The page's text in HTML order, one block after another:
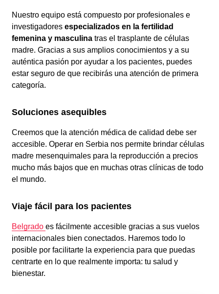
Nuestro equipo está compuesto por profesionales e
investigadores especializados en la fertilidad
femenina y masculina tras el trasplante de células
madre. Gracias a sus amplios conocimientos y a su
auténtica pasión por ayudar a los pacientes, puedes
estar seguro de que recibirás una atención de primera
categoría.
Soluciones asequibles
Creemos que la atención médica de calidad debe ser
accesible. Operar en Serbia nos permite brindar células
madre mesenquimales para la reproducción a precios
mucho más bajos que en muchas otras clínicas de todo
el mundo.
Viaje fácil para los pacientes
Belgrado es fácilmente accesible gracias a sus vuelos
internacionales bien conectados. Haremos todo lo
posible por facilitarte la experiencia para que puedas
centrarte en lo que realmente importa: tu salud y
bienestar.